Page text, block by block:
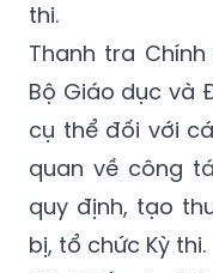
tình hình,
hành vi vi
thi.
Thanh tra
Bộ Giáo dục và
cụ thể đối với
quan về công